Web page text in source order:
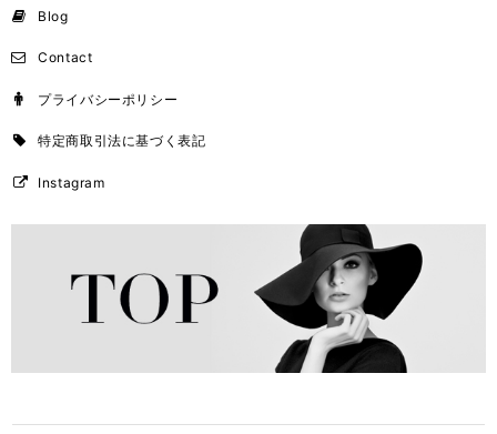
Blog
Contact
プライバシーポリシー
特定商取引法に基づく表記
Instagram